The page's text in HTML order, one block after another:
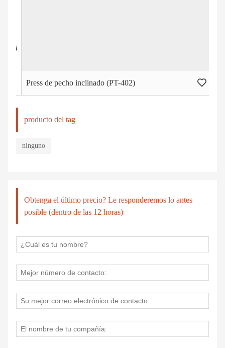
Press de pecho inclinado (PT-402)
producto del tag
ninguno
Obtenga el último precio? Le responderemos lo antes
posible (dentro de las 12 horas)